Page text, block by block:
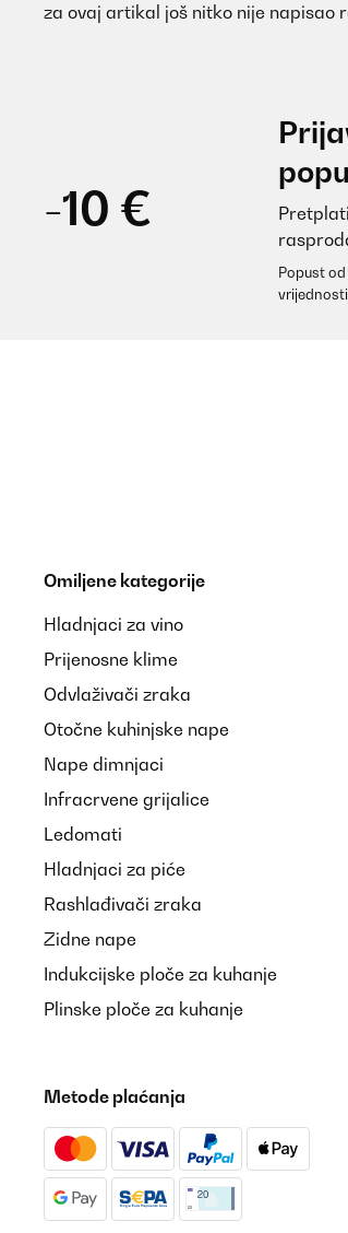
za ovaj artikal još nitko nije napisao
-10 €
Popust
vrijednosti
Omiljene kategorije
Hladnjaci za vino
Prijenosne klime
Odvlaživači zraka
Otočne kuhinjske nape
Nape dimnjaci
Infracrvene grijalice
Ledomati
Hladnjaci za piće
Rashlađivači zraka
Zidne nape
Indukcijske ploče za kuhanje
Plinske ploče za kuhanje
Metode plaćanja